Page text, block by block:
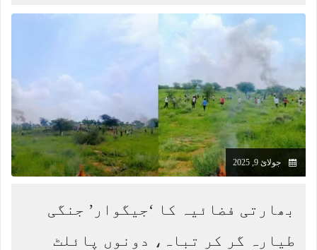
جولائ 9, 2025
بھارتی فضائیہ کا ‘جیگوار’ جنگی
طیارہ گر کر تباہ، دونوں پائلٹ